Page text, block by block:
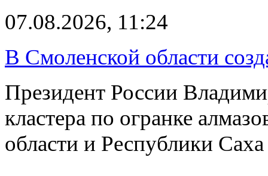
07.08.2026, 11:24
В Смоленской области
Президент России
кластера по огранке
области и Республики